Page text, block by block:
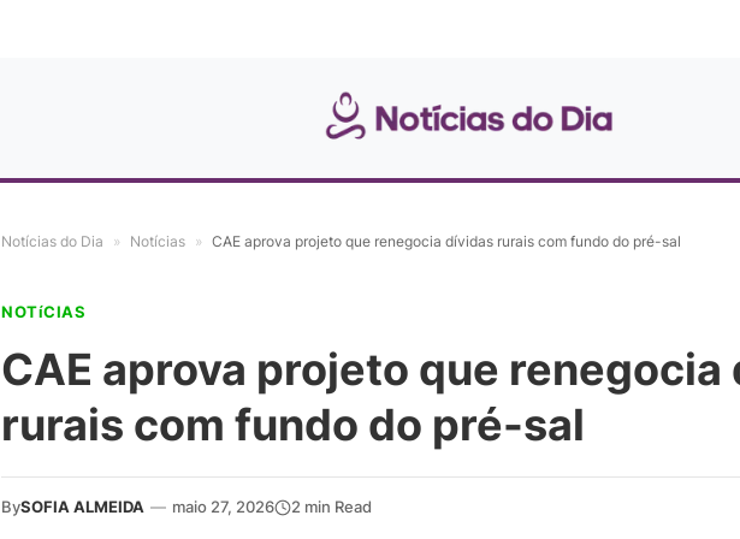
Notícias do Dia » Notícias » CAE aprova projeto que renegocia dívidas rurais com fundo do pré-sal
NOTíCIAS
CAE aprova projeto que renegocia
rurais com fundo do pré-sal
BySOFIA ALMEIDA — maio 27, 2026 2 min Read